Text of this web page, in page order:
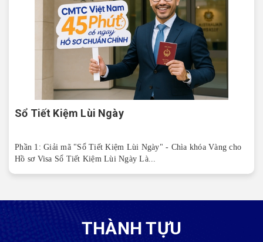
Sổ Tiết Kiệm Lùi Ngày
Phần 1: Giải mã "Sổ Tiết Kiệm Lùi Ngày" - Chìa khóa Vàng cho
Hồ sơ Visa Sổ Tiết Kiệm Lùi Ngày Là...
THÀNH TỰU